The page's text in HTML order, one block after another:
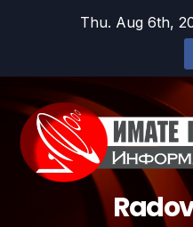
Thu. Aug 6th,